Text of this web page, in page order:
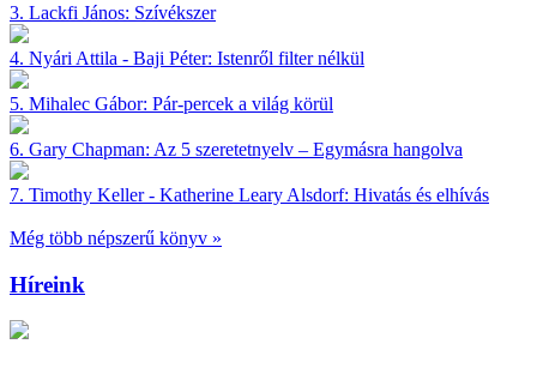
3. Lackfi János: Szívékszer
4. Nyári Attila - Baji Péter: Istenről filter nélkül
5. Mihalec Gábor: Pár-percek a világ körül
6. Gary Chapman: Az 5 szeretetnyelv – Egymásra hangolva
7. Timothy Keller - Katherine Leary Alsdorf: Hivatás és elhívás
Még több népszerű könyv »
Híreink